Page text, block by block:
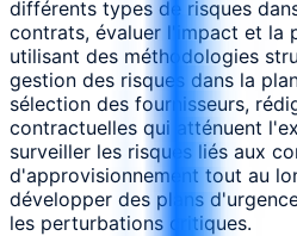
différents types de risques
contrats, évaluer l'impact et la
utilisant des méthodologies
gestion des risques dans la
sélection des fournisseurs,
contractuelles qui atténuent
surveiller les risques liés aux
d'approvisionnement tout au
développer des plans
les perturbations critiques.